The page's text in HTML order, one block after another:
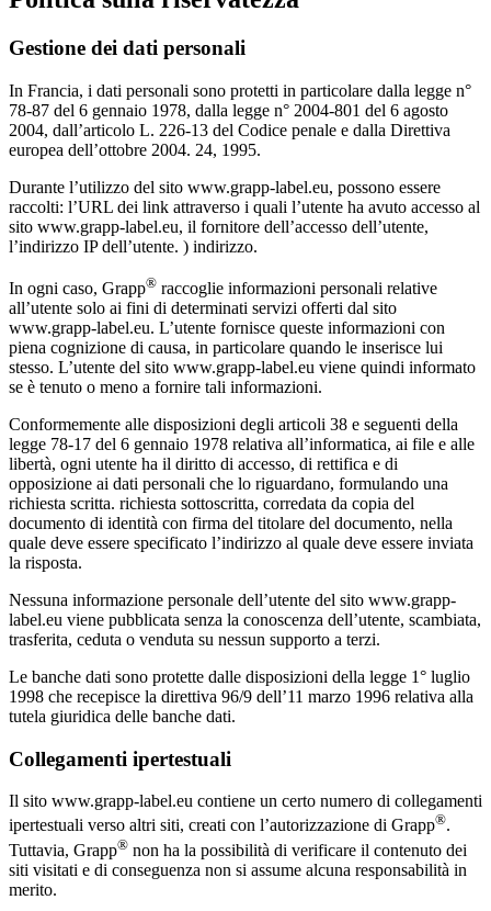
Gestione dei dati personali
In Francia, i dati personali sono protetti in particolare dalla legge n°
78-87 del 6 gennaio 1978, dalla legge n° 2004-801 del 6 agosto
2004, dall’articolo L. 226-13 del Codice penale e dalla Direttiva
europea dell’ottobre 2004. 24, 1995.
Durante l’utilizzo del sito www.grapp-label.eu, possono essere
raccolti: l’URL dei link attraverso i quali l’utente ha avuto accesso al
sito www.grapp-label.eu, il fornitore dell’accesso dell’utente,
l’indirizzo IP dell’utente. ) indirizzo.
In ogni caso, Grapp® raccoglie informazioni personali relative
all’utente solo ai fini di determinati servizi offerti dal sito
www.grapp-label.eu. L’utente fornisce queste informazioni con
piena cognizione di causa, in particolare quando le inserisce lui
stesso. L’utente del sito www.grapp-label.eu viene quindi informato
se è tenuto o meno a fornire tali informazioni.
Conformemente alle disposizioni degli articoli 38 e seguenti della
legge 78-17 del 6 gennaio 1978 relativa all’informatica, ai file e alle
libertà, ogni utente ha il diritto di accesso, di rettifica e di
opposizione ai dati personali che lo riguardano, formulando una
richiesta scritta. richiesta sottoscritta, corredata da copia del
documento di identità con firma del titolare del documento, nella
quale deve essere specificato l’indirizzo al quale deve essere inviata
la risposta.
Nessuna informazione personale dell’utente del sito www.grapp-
label.eu viene pubblicata senza la conoscenza dell’utente, scambiata,
trasferita, ceduta o venduta su nessun supporto a terzi.
Le banche dati sono protette dalle disposizioni della legge 1° luglio
1998 che recepisce la direttiva 96/9 dell’11 marzo 1996 relativa alla
tutela giuridica delle banche dati.
Collegamenti ipertestuali
Il sito www.grapp-label.eu contiene un certo numero di collegamenti
ipertestuali verso altri siti, creati con l’autorizzazione di Grapp®.
Tuttavia, Grapp® non ha la possibilità di verificare il contenuto dei
siti visitati e di conseguenza non si assume alcuna responsabilità in
merito.